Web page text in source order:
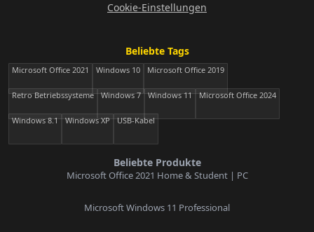
Cookie-Einstellungen
Beliebte Tags
Microsoft Office 2021 Windows 10 Microsoft Office 2019
Retro Betriebssysteme Windows 7 Windows 11 Microsoft Office 2024
Windows 8.1 Windows XP USB-Kabel
Beliebte Produkte
Microsoft Office 2021 Home & Student | PC
Microsoft Windows 11 Professional